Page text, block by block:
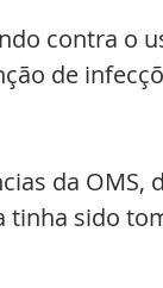
contra o
de
da OMS,
tinha sido